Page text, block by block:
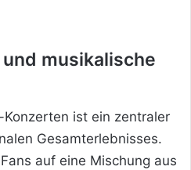
musikalische
ist ein zentraler
Gesamterlebnisses.
auf eine Mischung aus